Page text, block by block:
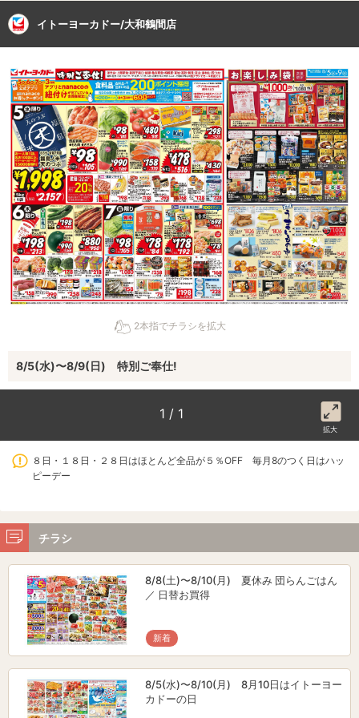
イトーヨーカドー/大和鶴間店
2本指でチラシを拡大
8/5(水)〜8/9(日) 特別ご奉仕!
1 / 1
拡大
８日・１８日・２８日はほとんど全品が５％OFF 毎月8のつく日はハッ
ピーデー
チラシ
8/8(土)〜8/10(月) 夏休み 団らんごはん
／ 日替お買得
新着
8/5(水)〜8/10(月) 8月10日はイトーヨー
カドーの日